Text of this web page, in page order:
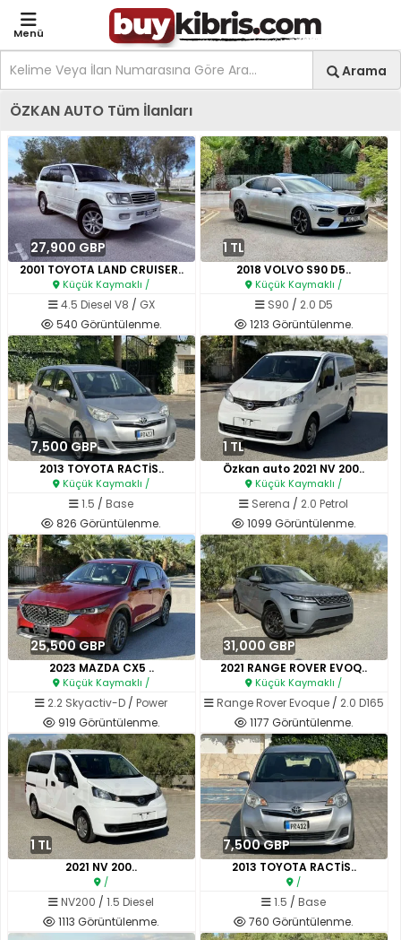
Menü
Ara
Arama
Kıbrıs İlan Platformu |
ÖZKAN AUTO Tüm İlanları
27,900 GBP
2001 TOYOTA LAND CRUISER..
Küçük Kaymaklı /
4.5 Diesel V8 / GX
540 Görüntülenme.
1 TL
2018 VOLVO S90 D5..
Küçük Kaymaklı /
S90 / 2.0 D5
1213 Görüntülenme.
7,500 GBP
2013 TOYOTA RACTİS..
Küçük Kaymaklı /
1.5 /Base
826 Görüntülenme.
1 TL
Özkan auto 2021 NV 200..
Küçük Kaymaklı /
Serena / 2.0 Petrol
1099 Görüntülenme.
25,500 GBP
2023 MAZDA CX5 ..
Küçük Kaymaklı /
2.2 Skyactiv-D /Power
919 Görüntülenme.
31,000 GBP
2021 RANGE ROVER EVOQ..
Küçük Kaymaklı /
Range Rover Evoque/ 2.0 D165
1177 Görüntülenme.
1 TL
2021 NV 200..
/
NV200 /1.5 Diesel
1113 Görüntülenme.
7,500 GBP
2013 TOYOTA RACTİS..
/
1.5 /Base
760 Görüntülenme.